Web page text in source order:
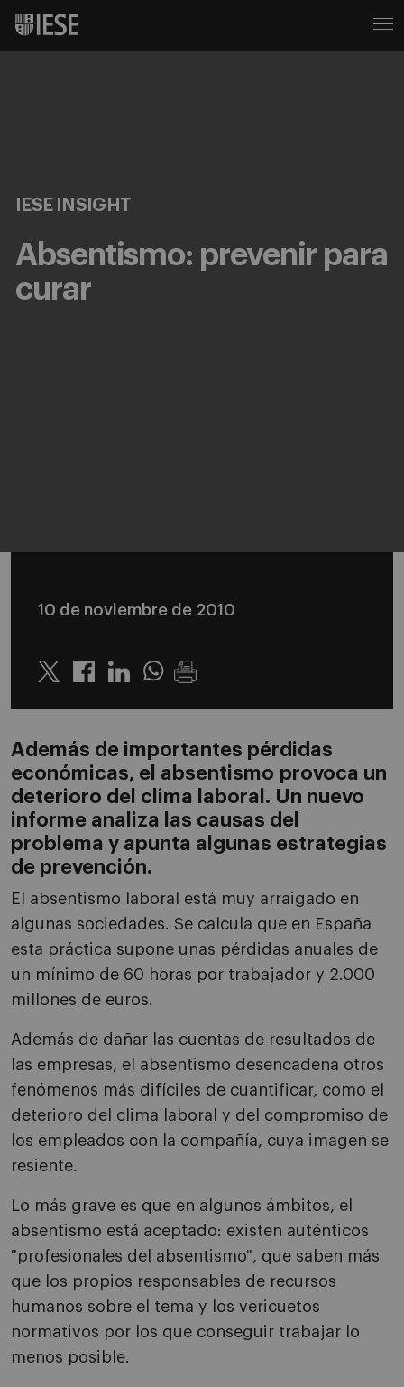
IESE INSIGHT
Absentismo: prevenir para
curar
10 de noviembre de 2010
Twitter LinkedinWhatsapp
Además de importantes pérdidas
económicas, el absentismo provoca un
deterioro del clima laboral. Un nuevo
informe analiza las causas del
problema y apunta algunas estrategias
de prevención.
El absentismo laboral está muy arraigado en
algunas sociedades. Se calcula que en España
esta práctica supone unas pérdidas anuales de
un mínimo de 60 horas por trabajador y 2.000
millones de euros.
Además de dañar las cuentas de resultados de
las empresas, el absentismo desencadena otros
fenómenos más difíciles de cuantificar, como el
deterioro del clima laboral y del compromiso de
los empleados con la compañía, cuya imagen se
resiente.
Lo más grave es que en algunos ámbitos, el
absentismo está aceptado: existen auténticos
"profesionales del absentismo", que saben más
que los propios responsables de recursos
humanos sobre el tema y los vericuetos
normativos por los que conseguir trabajar lo
menos posible.